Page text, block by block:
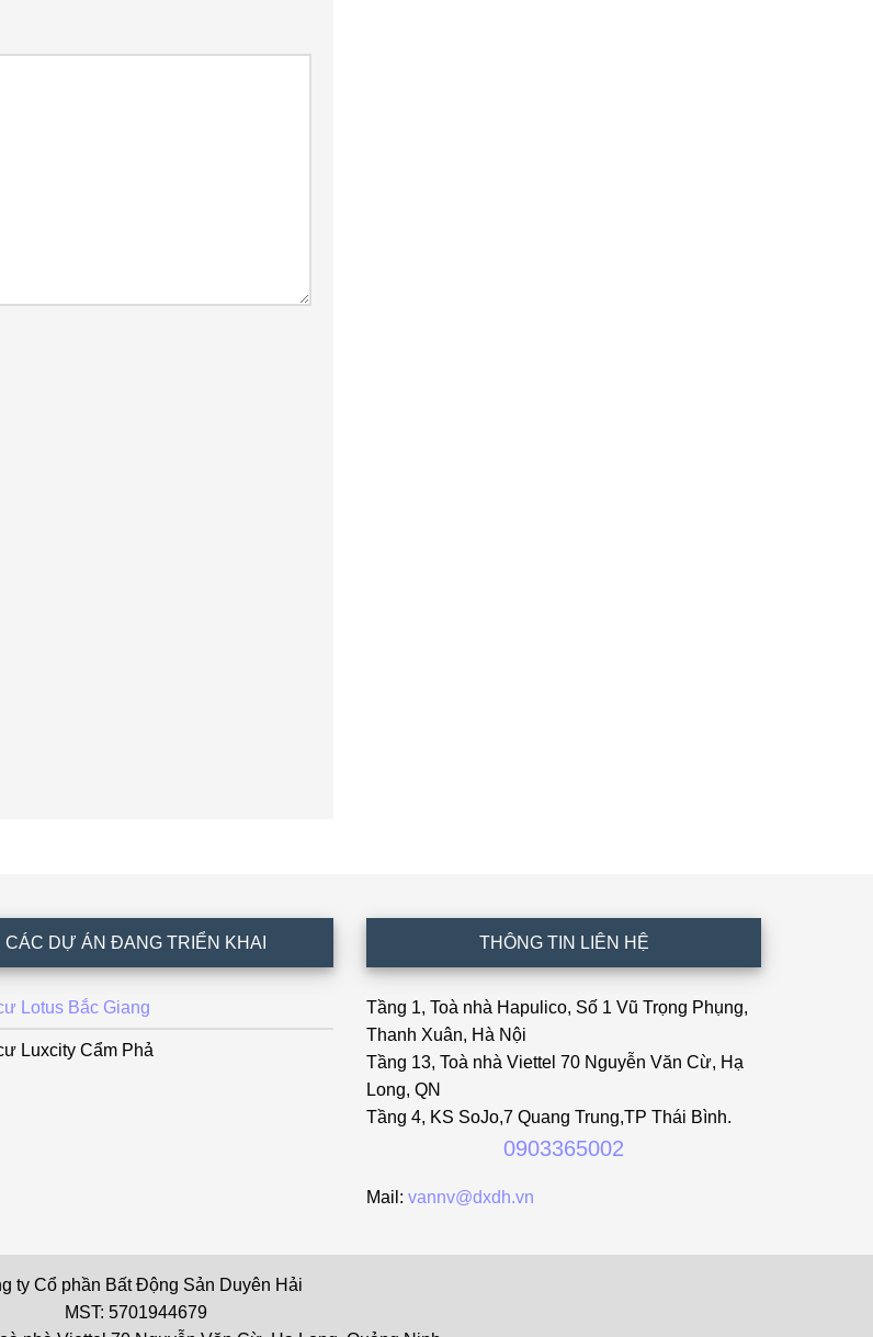
CÁC DỰ ÁN ĐANG TRIỂN KHAI
Lotus Bắc Giang
Luxcity Cẩm Phả
THÔNG TIN LIÊN HỆ
Tầng 1, Toà nhà Hapulico, Số 1 Vũ Trọng Phụng,
Thanh Xuân, Hà Nội
Tầng 13, Toà nhà Viettel 70 Nguyễn Văn Cừ, Hạ
Long, QN
Tầng 4, KS SoJo,7 Quang Trung,TP Thái Bình.
0903365002
Mail: vannv@dxdh.vn
ty Cổ phần Bất Động Sản Duyên Hải
MST: 5701944679